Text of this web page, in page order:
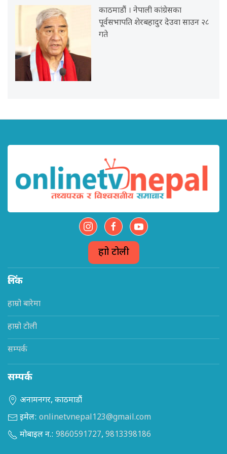
काठमाडौं । नेपाली कांग्रेसका
पूर्वसभापति शेरबहादुर देउवा साउन २८
गते
हाम्रो टोली
लिंक
हाम्रो बारेमा
हाम्रो टोली
सम्पर्क
सम्पर्क
अनामनगर, काठमाडौं
इमेल: onlinetvnepal123@gmail.com
मोबाइल न.: 9860591727, 9813398186